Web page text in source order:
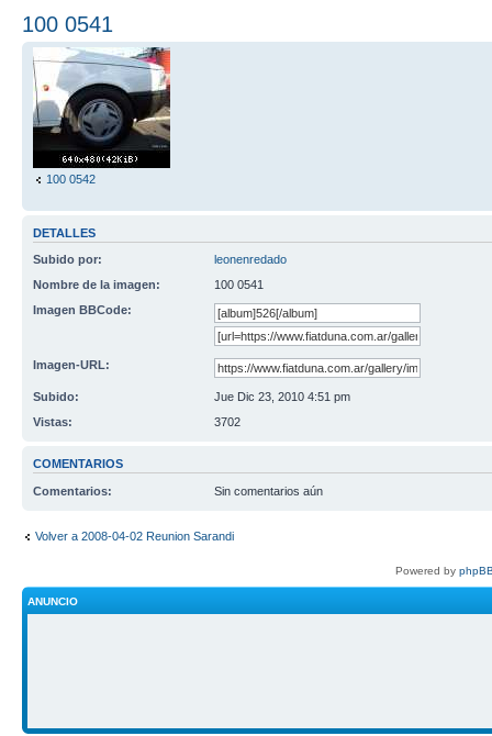
100 0541
100 0542
DETALLES
Subido por:
leonenredado
Nombre de la imagen:
100 0541
Imagen BBCode:
Imagen-URL:
Subido:
Jue Dic 23, 2010 4:51 pm
Vistas:
3702
COMENTARIOS
Comentarios: Sin comentarios aún
Volver a 2008-04-02 Reunion Sarandi
Powered by
ANUNCIO